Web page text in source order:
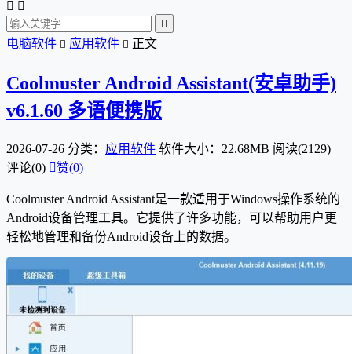
 

电脑软件  应用软件  正文
Coolmuster Android Assistant(安卓助手)
v6.1.60 多语便携版
2026-07-26 分类： 应用软件 软件大小：22.68MB 阅读(2129)
评论(0) 赞(0)
Coolmuster Android Assistant是一款适用于Windows操作系统的
Android设备管理工具。它提供了许多功能，可以帮助用户更
轻松地管理和备份Android设备上的数据。